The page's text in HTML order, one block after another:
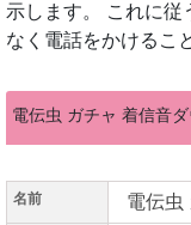
示します。 これに従
なく電話をかけるこ
電伝虫 ガチャ 着信音
名前 電伝虫